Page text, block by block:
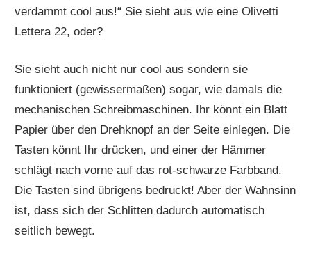
verdammt cool aus!“ Sie sieht aus wie eine Olivetti
Lettera 22, oder?
Sie sieht auch nicht nur cool aus sondern sie
funktioniert (gewissermaßen) sogar, wie damals die
mechanischen Schreibmaschinen. Ihr könnt ein Blatt
Papier über den Drehknopf an der Seite einlegen. Die
Tasten könnt Ihr drücken, und einer der Hämmer
schlägt nach vorne auf das rot-schwarze Farbband.
Die Tasten sind übrigens bedruckt! Aber der Wahnsinn
ist, dass sich der Schlitten dadurch automatisch
seitlich bewegt.